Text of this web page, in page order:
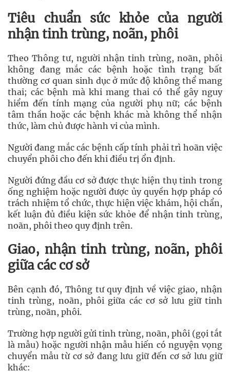
Tiêu chuẩn sức khỏe của người
nhận tinh trùng, noãn, phôi
Theo Thông tư, người nhận tinh trùng, noãn, phôi
không đang mắc các bệnh hoặc tình trạng bất
thường cơ quan sinh dục ở mức độ không thể mang
thai; các bệnh mà khi mang thai có thể gây nguy
hiểm đến tính mạng của người phụ nữ; các bệnh
tâm thần hoặc các bệnh khác mà không thể nhận
thức, làm chủ được hành vi của mình.
Người đang mắc các bệnh cấp tính phải trì hoãn việc
chuyển phôi cho đến khi điều trị ổn định.
Người đứng đầu cơ sở được thực hiện thụ tinh trong
ống nghiệm hoặc người được ủy quyền hợp pháp có
trách nhiệm tổ chức, thực hiện việc khám, hội chẩn,
kết luận đủ điều kiện sức khỏe để nhận tinh trùng,
noãn, phôi theo quy định trên.
Giao, nhận tinh trùng, noãn, phôi
giữa các cơ sở
Bên cạnh đó, Thông tư quy định về việc giao, nhận
tinh trùng, noãn, phôi giữa các cơ sở lưu giữ tinh
trùng, noãn, phôi.
Trường hợp người gửi tinh trùng, noãn, phôi (gọi tắt
là mẫu) hoặc người nhận mẫu hiến có nguyện vọng
chuyển mẫu từ cơ sở đang lưu giữ đến cơ sở lưu giữ
khác: